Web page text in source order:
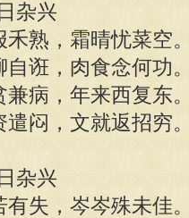
杂兴
熟，霜晴忧菜空
诳，肉食念何功
病，年来西复东
闷，文就返招穷
杂兴
失，岑岑殊未佳